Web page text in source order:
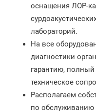
оснащения ЛОР-
лабораторий.
На все
диагностики
гарантию,
техническое
Располагаем
по обслуживанию